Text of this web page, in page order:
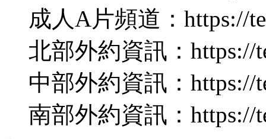
成人A片頻道：https://
北部外約資訊：https://
中部外約資訊：https://
南部外約資訊：https://